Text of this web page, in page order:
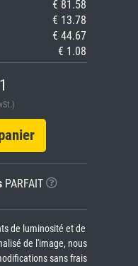
€ 81.58
€ 13.78
€ 44.67
€ 1.08
PARFAIT
de luminosité et de
de l'image, nous
sans frais